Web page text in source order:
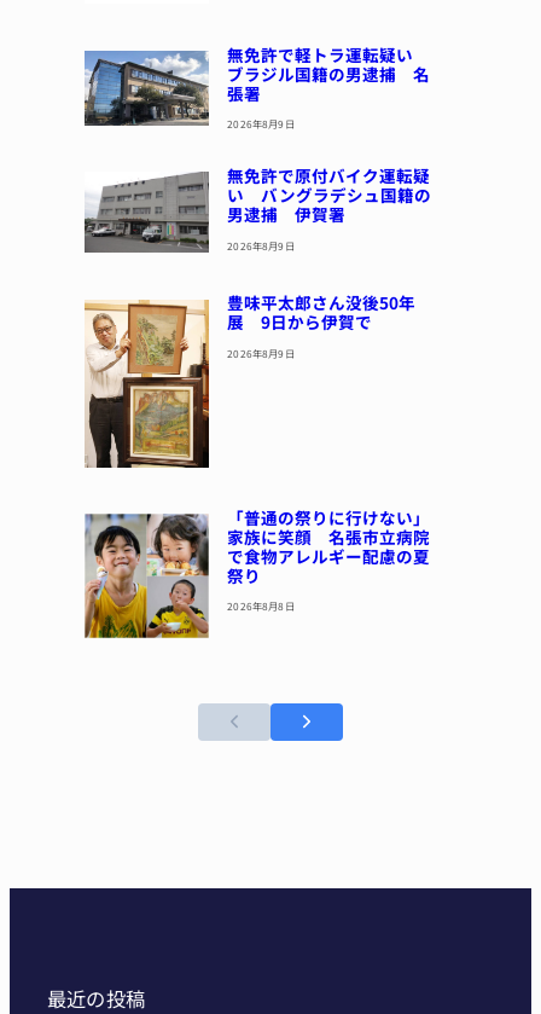
無免許で軽トラ運転疑い
ブラジル国籍の男逮捕 名
張署
2026年8月9日
無免許で原付バイク運転疑
い バングラデシュ国籍の
男逮捕 伊賀署
2026年8月9日
豊味平太郎さん没後50年
展 9日から伊賀で
2026年8月9日
「普通の祭りに行けない」
家族に笑顔 名張市立病院
で食物アレルギー配慮の夏
祭り
2026年8月8日
最近の投稿